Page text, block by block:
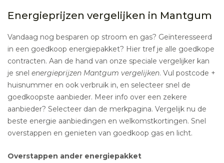
Energieprijzen vergelijken in Mantgum
Vandaag nog besparen op stroom en gas? Geïnteresseerd
in een goedkoop energiepakket? Hier tref je alle goedkope
contracten. Aan de hand van onze speciale vergelijker kan
je snel energieprijzen Mantgum vergelijken. Vul postcode +
huisnummer en ook verbruik in, en selecteer snel de
goedkoopste aanbieder. Meer info over een zekere
aanbieder? Selecteer dan de merkpagina. Vergelijk nu de
beste energie aanbiedingen en welkomstkortingen. Snel
overstappen en genieten van goedkoop gas en licht.
Overstappen ander energiepakket